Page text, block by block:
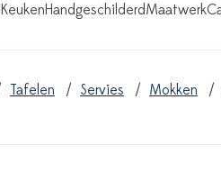
KeukenHandgeschilderdMaatwerk
Tafelen Servies Mokken